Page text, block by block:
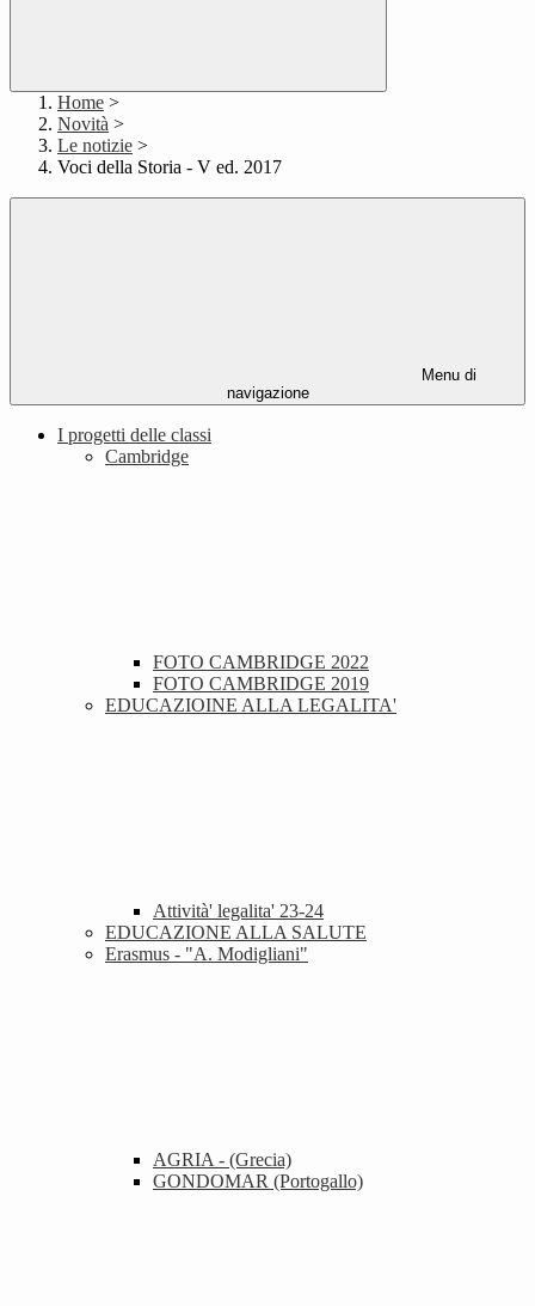
Home >
Novità >
Le notizie >
Voci della Storia - V ed. 2017
Menu di
navigazione
I progetti delle classi
Cambridge
FOTO CAMBRIDGE 2022
FOTO CAMBRIDGE 2019
EDUCAZIOINE ALLA LEGALITA'
Attività' legalita' 23-24
EDUCAZIONE ALLA SALUTE
Erasmus - "A. Modigliani"
AGRIA - (Grecia)
GONDOMAR (Portogallo)